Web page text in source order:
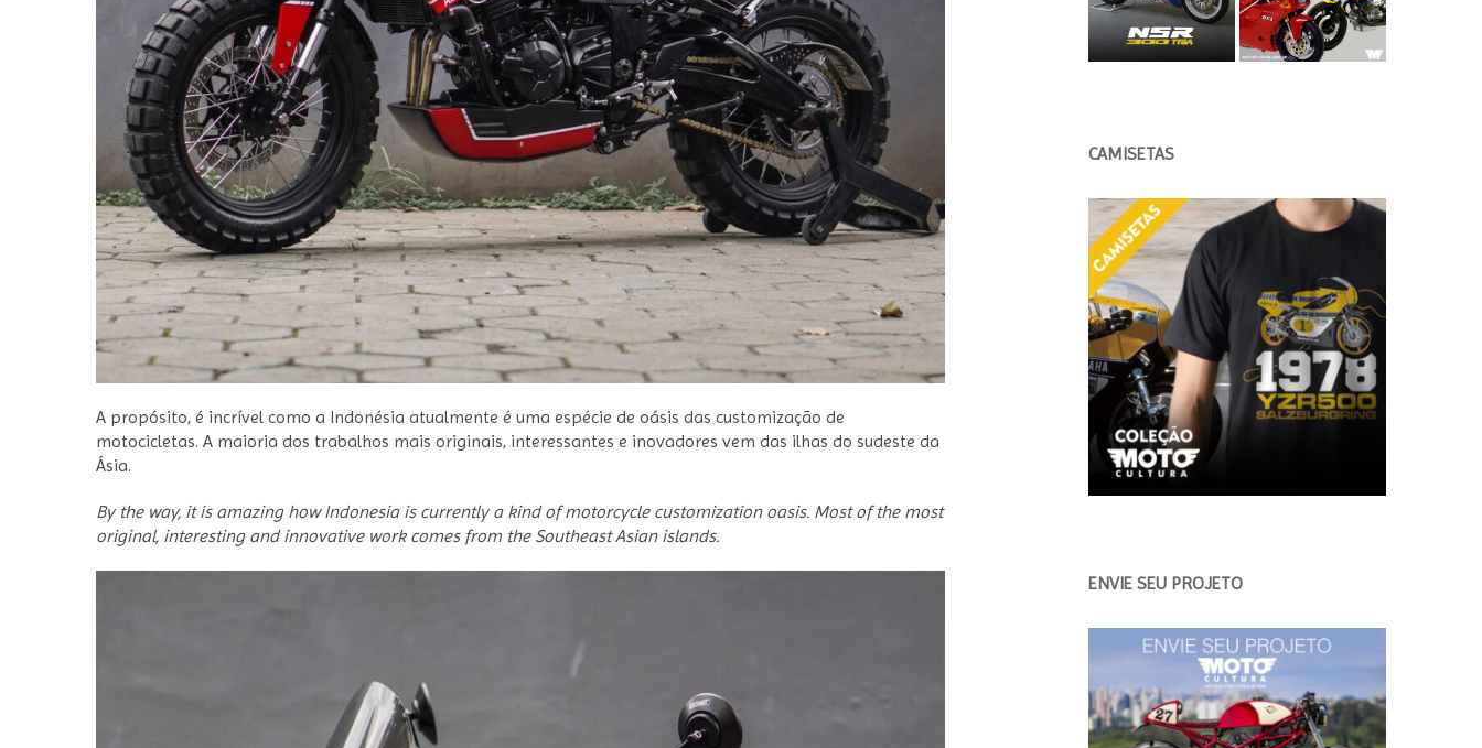
A propósito, é incrível como a Indonésia atualmente é uma espécie de oásis das customização de
motocicletas. A maioria dos trabalhos mais originais, interessantes e inovadores vem das ilhas do sudeste da
Ásia.
By the way, it is amazing how Indonesia is currently a kind of motorcycle customization oasis. Most of the most
original, interesting and innovative work comes from the Southeast Asian islands.
CAMISETAS
ENVIE SEU PROJETO